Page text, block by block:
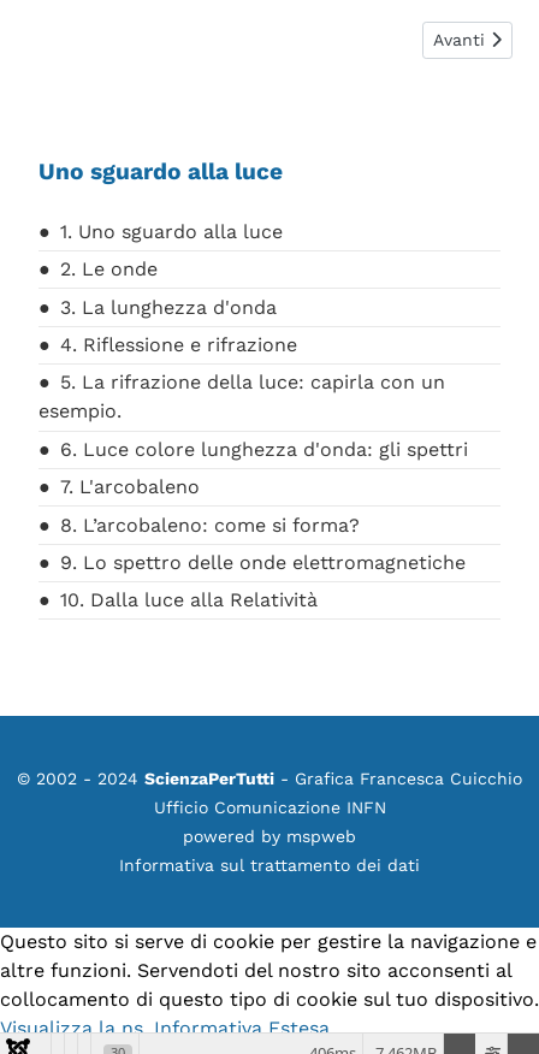
Articolo
Avanti
Uno sguardo alla luce
1. Uno sguardo alla luce
2. Le onde
3. La lunghezza d'onda
4. Riflessione e rifrazione
5. La rifrazione della luce: capirla con un
esempio.
6. Luce colore lunghezza d'onda: gli spettri
7. L'arcobaleno
8. L’arcobaleno: come si forma?
9. Lo spettro delle onde elettromagnetiche
10. Dalla luce alla Relatività
© 2002 - 2024 ScienzaPerTutti - Grafica Francesca Cuicchio
Ufficio Comunicazione INFN
powered by mspweb
Informativa sul trattamento dei dati
Questo sito si serve di cookie per gestire la navigazione e
altre funzioni. Servendoti del nostro sito acconsenti al
collocamento di questo tipo di cookie sul tuo dispositivo.
Visualizza la ns. Informativa Estesa.